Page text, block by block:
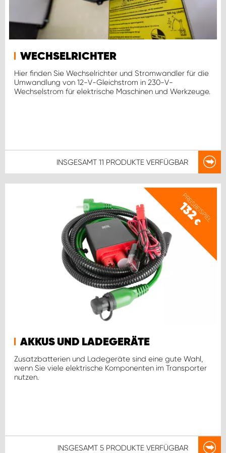
WECHSELRICHTER
Hier finden Sie Wechselrichter und Stromwandler für die
Umwandlung von 12-V-Gleichstrom in 230-V-
Wechselstrom für elektrische Maschinen und Werkzeuge.
INSGESAMT 11 PRODUKTE VERFÜGBAR
PREISBEISPIEL
132
€
AKKUS UND LADEGERÄTE
Zusatzbatterien und Ladegeräte sind eine gute Wahl,
wenn Sie viele elektrische Komponenten im Transporter
nutzen.
INSGESAMT 5 PRODUKTE VERFÜGBAR